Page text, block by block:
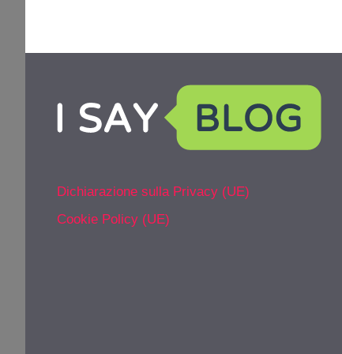
Dichiarazione sulla Privacy (UE)
Cookie Policy (UE)